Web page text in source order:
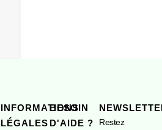
INFORMATIONS
LÉGALES
BESOIN
D'AIDE ?
Restez